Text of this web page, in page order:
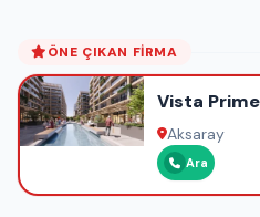
ÖNE ÇIKAN FIRMA
Vista
– Ofis –
Aksaray
Ara